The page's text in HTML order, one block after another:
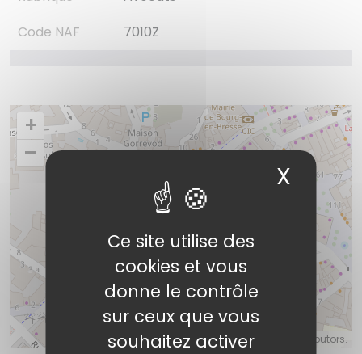
Ce site utilise des
cookies et vous
donne le contrôle
sur ceux que vous
souhaitez activer
X
Code NAF
7010Z
Venutti Evelyne
+
–
©OpenStreetMap contributors.